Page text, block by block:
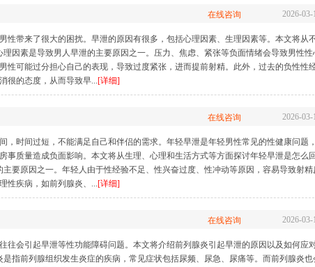
在线咨询 2026-03-
性带来了很大的困扰。早泄的原因有很多，包括心理因素、生理因素等。本文将从
因素是导致男人早泄的主要原因之一。压力、焦虑、紧张等负面情绪会导致男性性
性可能过分担心自己的表现，导致过度紧张，进而提前射精。此外，过去的负性性
很的态度，从而导致早...[详细]
在线咨询 2026-03-
，时间过短，不能满足自己和伴侣的需求。年轻早泄是年轻男性常见的性健康问题，
事质量造成负面影响。本文将从生理、心理和生活方式等方面探讨年轻早泄是怎么回
要原因之一。年轻人由于性经验不足、性兴奋过度、性冲动等原因，容易导致射精
性疾病，如前列腺炎、...[详细]
在线咨询 2026-03-
往会引起早泄等性功能障碍问题。本文将介绍前列腺炎引起早泄的原因以及如何应
指前列腺组织发生炎症的疾病，常见症状包括尿频、尿急、尿痛等。而前列腺炎也